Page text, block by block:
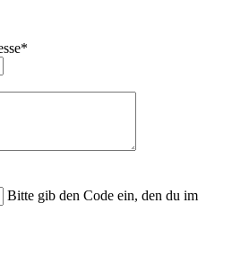
*
Bitte gib den Code ein, den du im